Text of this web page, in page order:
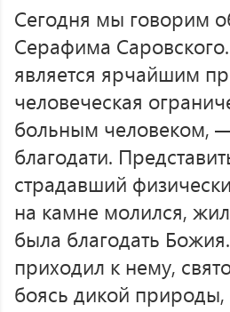
Сегодня мы говорим
Серафима
является ярчайшим
человеческая
больным человеком,
благодати.
страдавший
на камне молился,
была благодать
приходил к нему,
боясь дикой